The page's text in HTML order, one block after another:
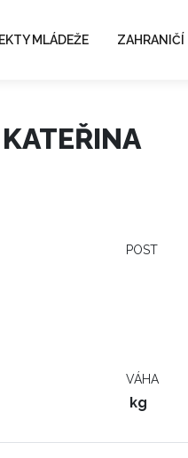
MLÁDEŽE ZAHRANIČÍ
POST
VÁHA
kg